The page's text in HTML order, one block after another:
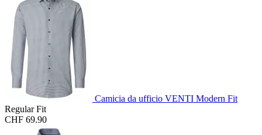
Camicia da ufficio VENTI Modern Fit
Regular Fit
CHF 69.90